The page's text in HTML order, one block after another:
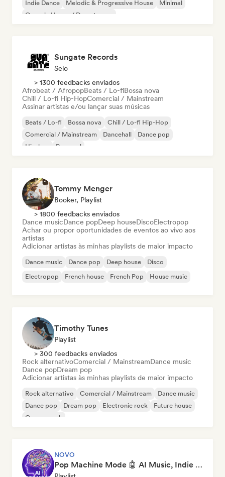
Indie Dance
Melodic & Progressive House
Minimal
Organic House / Downtempo
Sungate Records
Selo
> 1300 feedbacks enviados
Afrobeat / AfropopBeats / Lo-fiBossa nova
Chill / Lo-fi Hip-HopComercial / Mainstream
Assinar artistas e/ou lançar suas músicas
Beats / Lo-fi Bossa nova
Chill / Lo-fi Hip-Hop
Comercial / Mainstream
Dancehall
Dance pop
Hip-hop
Pop soul
Tommy Menger
Booker, Playlist
> 1800 feedbacks enviados
Dance musicDance popDeep houseDiscoElectropop
Achar ou propor oportunidades de eventos ao vivo aos
artistas
Adicionar artistas às minhas playlists de maior impacto
Dance music Dance pop Deep house
Disco
Electropop
French house French Pop House music
Timothy Tunes
Playlist
> 300 feedbacks enviados
Rock alternativoComercial / MainstreamDance music
Dance popDream pop
Adicionar artistas às minhas playlists de maior impacto
Rock alternativo Comercial / Mainstream
Dance music
Dance pop
Dream pop Electronic rock
Future house
Garage rock
NOVO
Pop Machine Mode 🤖 AI Music, Indie Pop & Dream Pop